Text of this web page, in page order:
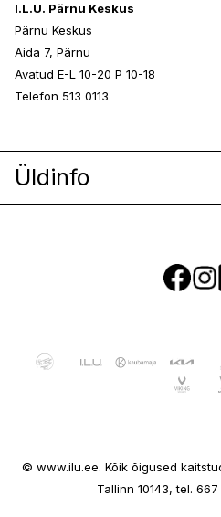
I.L.U. Pärnu Keskus
Pärnu Keskus
Aida 7, Pärnu
Avatud E-L 10-20 P 10-18
Telefon 513 0113
Üldinfo
© www.ilu.ee. Kõik õigused
Tallinn 10143, tel.